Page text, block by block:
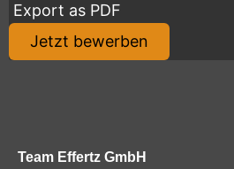
Export as PDF
Jetzt bewerben
Team Effertz GmbH